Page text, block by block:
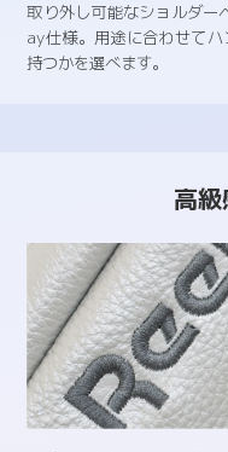
取り外し可能なショルダー
ay仕様。用途に合わせて
持つかを選べます。
高